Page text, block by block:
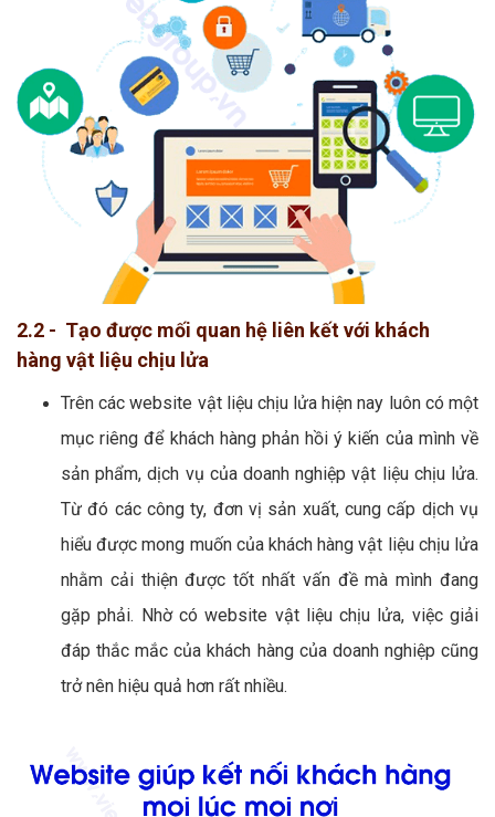
2.2 - Tạo được mối quan hệ liên kết với khách
hàng vật liệu chịu lửa
Trên các website vật liệu chịu lửa hiện nay luôn có một
mục riêng để khách hàng phản hồi ý kiến của mình về
sản phẩm, dịch vụ của doanh nghiệp vật liệu chịu lửa.
Từ đó các công ty, đơn vị sản xuất, cung cấp dịch vụ
hiểu được mong muốn của khách hàng vật liệu chịu lửa
nhằm cải thiện được tốt nhất vấn đề mà mình đang
gặp phải. Nhờ có website vật liệu chịu lửa, việc giải
đáp thắc mắc của khách hàng của doanh nghiệp cũng
trở nên hiệu quả hơn rất nhiều.